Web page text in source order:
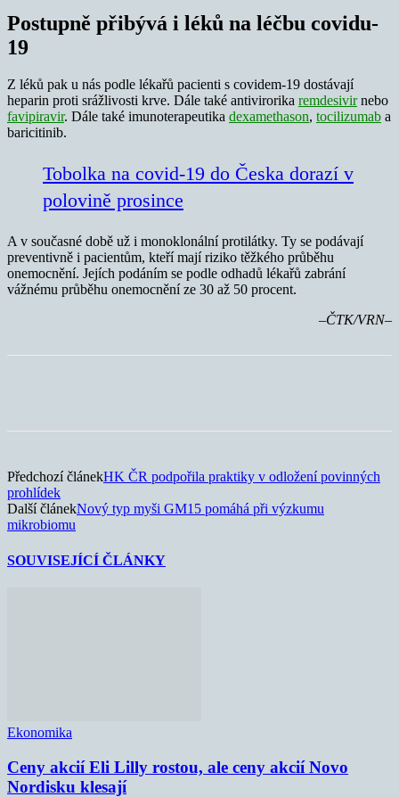
Postupně přibývá i léků na léčbu covidu-
19
Z léků pak u nás podle lékařů pacienti s covidem-19 dostávají
heparin proti srážlivosti krve. Dále také antivirorika remdesivirnebo
favipiravir. Dále také imunoterapeutika dexamethason, tocilizumab a
baricitinib.
Tobolka na covid-19 do Česka dorazí v
polovině prosince
A v současné době už i monoklonální protilátky. Ty se podávají
preventivně i pacientům, kteří mají riziko těžkého průběhu
onemocnění. Jejích podáním se podle odhadů lékařů zabrání
vážnému průběhu onemocnění ze 30 až 50 procent.
–ČTK/VRN–
Předchozí článekHK ČR podpořila praktiky v odložení povinných
prohlídek
Další článekNový typ myši GM15 pomáhá při výzkumu
mikrobiomu
SOUVISEJÍCÍ ČLÁNKY
Ekonomika
Ceny akcií Eli Lilly rostou, ale ceny akcií Novo
Nordisku klesají